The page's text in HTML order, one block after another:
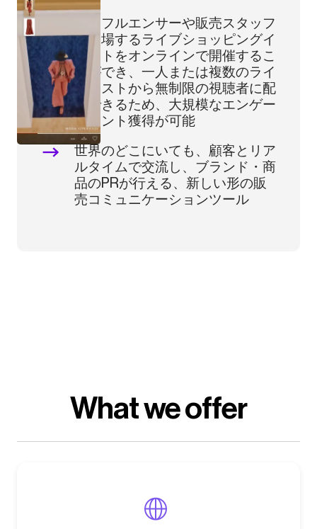
インフルエンサーや販売スタッフ
が登場するライブショッピングイ
ベントをオンラインで開催するこ
とができ、一人または複数のライ
ブホストから無制限の視聴者に配
信できるため、大規模なエンゲー
ジメント獲得が可能
世界のどこにいても、顧客とリア
ルタイムで交流し、ブランド・商
品のPRが行える、新しい形の販
売コミュニケーションツール
What we offer